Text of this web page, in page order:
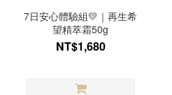
7日安心體驗組💛｜再生希
望精萃霜50g
NT$1,680